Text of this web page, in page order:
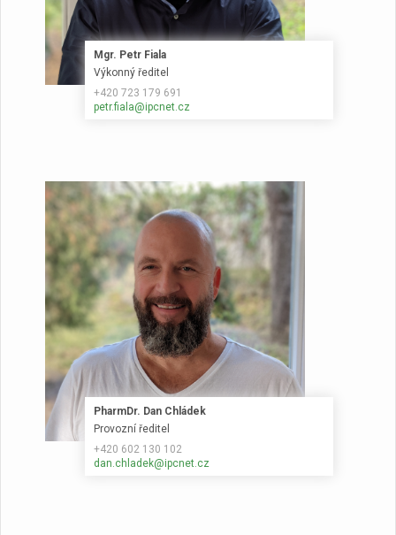
Mgr. Petr Fiala
Výkonný ředitel
+420 723 179 691
petr.fiala@ipcnet.cz
PharmDr. Dan Chládek
Provozní ředitel
+420 602 130 102
dan.chladek@ipcnet.cz